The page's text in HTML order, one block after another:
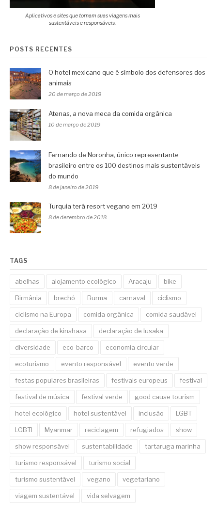
Aplicativos e sites que tornam suas viagens mais
sustentáveis e responsáveis.
POSTS RECENTES
O hotel mexicano que é símbolo dos defensores dos
animais
20 de março de 2019
Atenas, a nova meca da comida orgânica
10 de março de 2019
Fernando de Noronha, único representante
brasileiro entre os 100 destinos mais sustentáveis
do mundo
8 de janeiro de 2019
Turquia terá resort vegano em 2019
8 de dezembro de 2018
TAGS
abelhas alojamento ecológico Aracaju bike
Birmânia brechó Burma carnaval ciclismo
ciclismo na Europa comida orgânica comida saudável
declaração de kinshasa declaração de lusaka
diversidade eco-barco economia circular
ecoturismo evento responsável evento verde
festas populares brasileiras festivais europeus festival
festival de música festival verde good cause tourism
hotel ecológico hotel sustentável inclusão LGBT
LGBTI Myanmar reciclagem refugiados show
show responsável sustentabilidade tartaruga marinha
turismo responsável turismo social
turismo sustentável vegano vegetariano
viagem sustentável vida selvagem